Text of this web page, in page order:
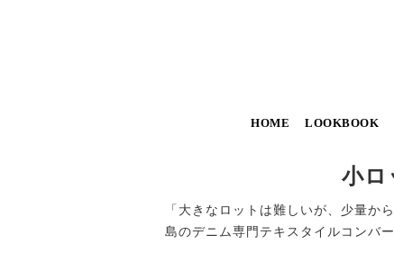
HOME LOOKBOOK
小ロ
「大きなロットは難しいが、少量
島のデニム専門テキスタイルコンバー